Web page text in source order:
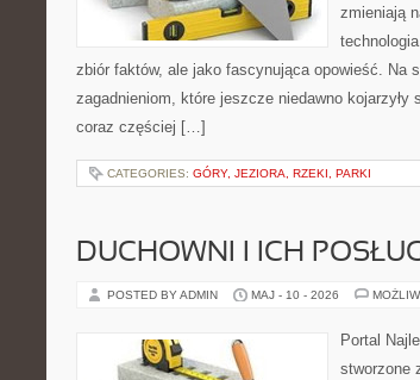
zmieniają
zbiór faktów, ale jako fascynująca opowieść. Na
zagadnieniom, które jeszcze niedawno
coraz częściej […]
CATEGORIES: GÓRY, JEZIORA, RZEKI, PARKI
DUCHOWNI I ICH
POSTED BY ADMIN MAJ - 10 - 2026
Portal
stworzone